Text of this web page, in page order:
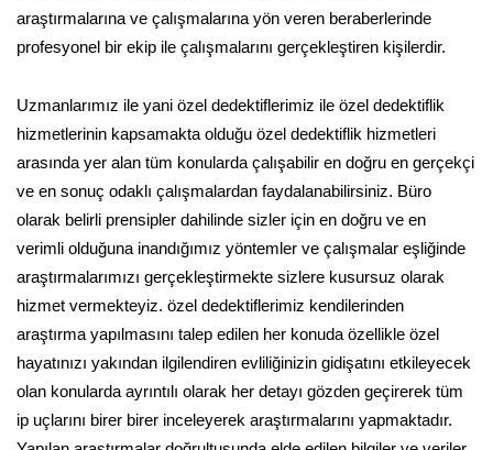
araştırmalarına ve çalışmalarına yön veren beraberlerinde
profesyonel bir ekip ile çalışmalarını gerçekleştiren kişilerdir.
Uzmanlarımız ile yani özel dedektiflerimiz ile özel dedektiflik
hizmetlerinin kapsamakta olduğu özel dedektiflik hizmetleri
arasında yer alan tüm konularda çalışabilir en doğru en gerçekçi
ve en sonuç odaklı çalışmalardan faydalanabilirsiniz. Büro
olarak belirli prensipler dahilinde sizler için en doğru ve en
verimli olduğuna inandığımız yöntemler ve çalışmalar eşliğinde
araştırmalarımızı gerçekleştirmekte sizlere kusursuz olarak
hizmet vermekteyiz. özel dedektiflerimiz kendilerinden
araştırma yapılmasını talep edilen her konuda özellikle özel
hayatınızı yakından ilgilendiren evliliğinizin gidişatını etkileyecek
olan konularda ayrıntılı olarak her detayı gözden geçirerek tüm
ip uçlarını birer birer inceleyerek araştırmalarını yapmaktadır.